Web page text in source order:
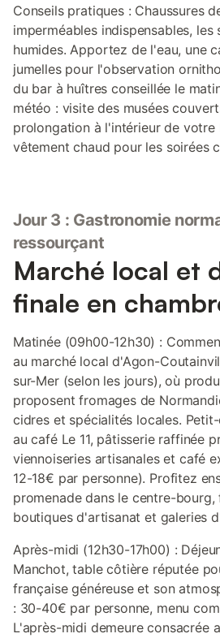
Conseils pratiques : Chaussures
imperméables indispensables,
humides. Apportez de l'eau, une
jumelles pour l'observation
du bar à huîtres conseillée le
météo : visite des musées
prolongation à l'intérieur de votre
vêtement chaud pour les soirées
Jour 3 : Gastronomie
ressourçant
Marché local et
finale en
Matinée (09h00-12h30) :
au marché local d'Agon-
sur-Mer (selon les jours), où
proposent fromages de
cidres et spécialités locales.
au café Le 11, pâtisserie raffinée
viennoiseries artisanales et café
12-18€ par personne). Profitez
promenade dans le centre-bourg,
boutiques d'artisanat et galeries
Après-midi (12h30-17h00) :
Manchot, table côtière réputée
française généreuse et son
: 30-40€ par personne, menu
L'après-midi demeure consacrée